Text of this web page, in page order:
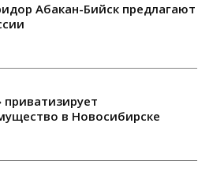
Абакан-Бийск предлагают
в Новосибирске